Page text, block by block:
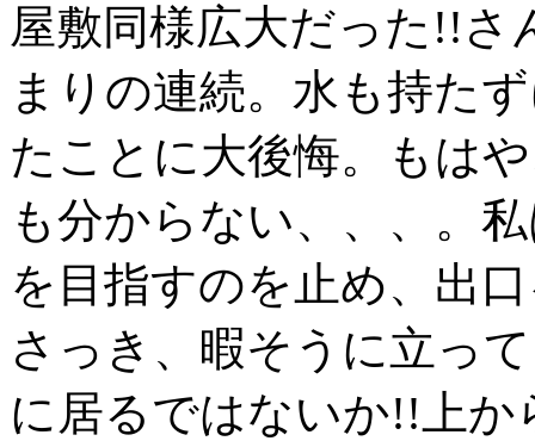
屋敷同様広大だった!!さ
まりの連続。水も持た
たことに大後悔。もは
も分からない、、、。
を目指すのを止め、出
さっき、暇そうに立っ
に居るではないか!!上